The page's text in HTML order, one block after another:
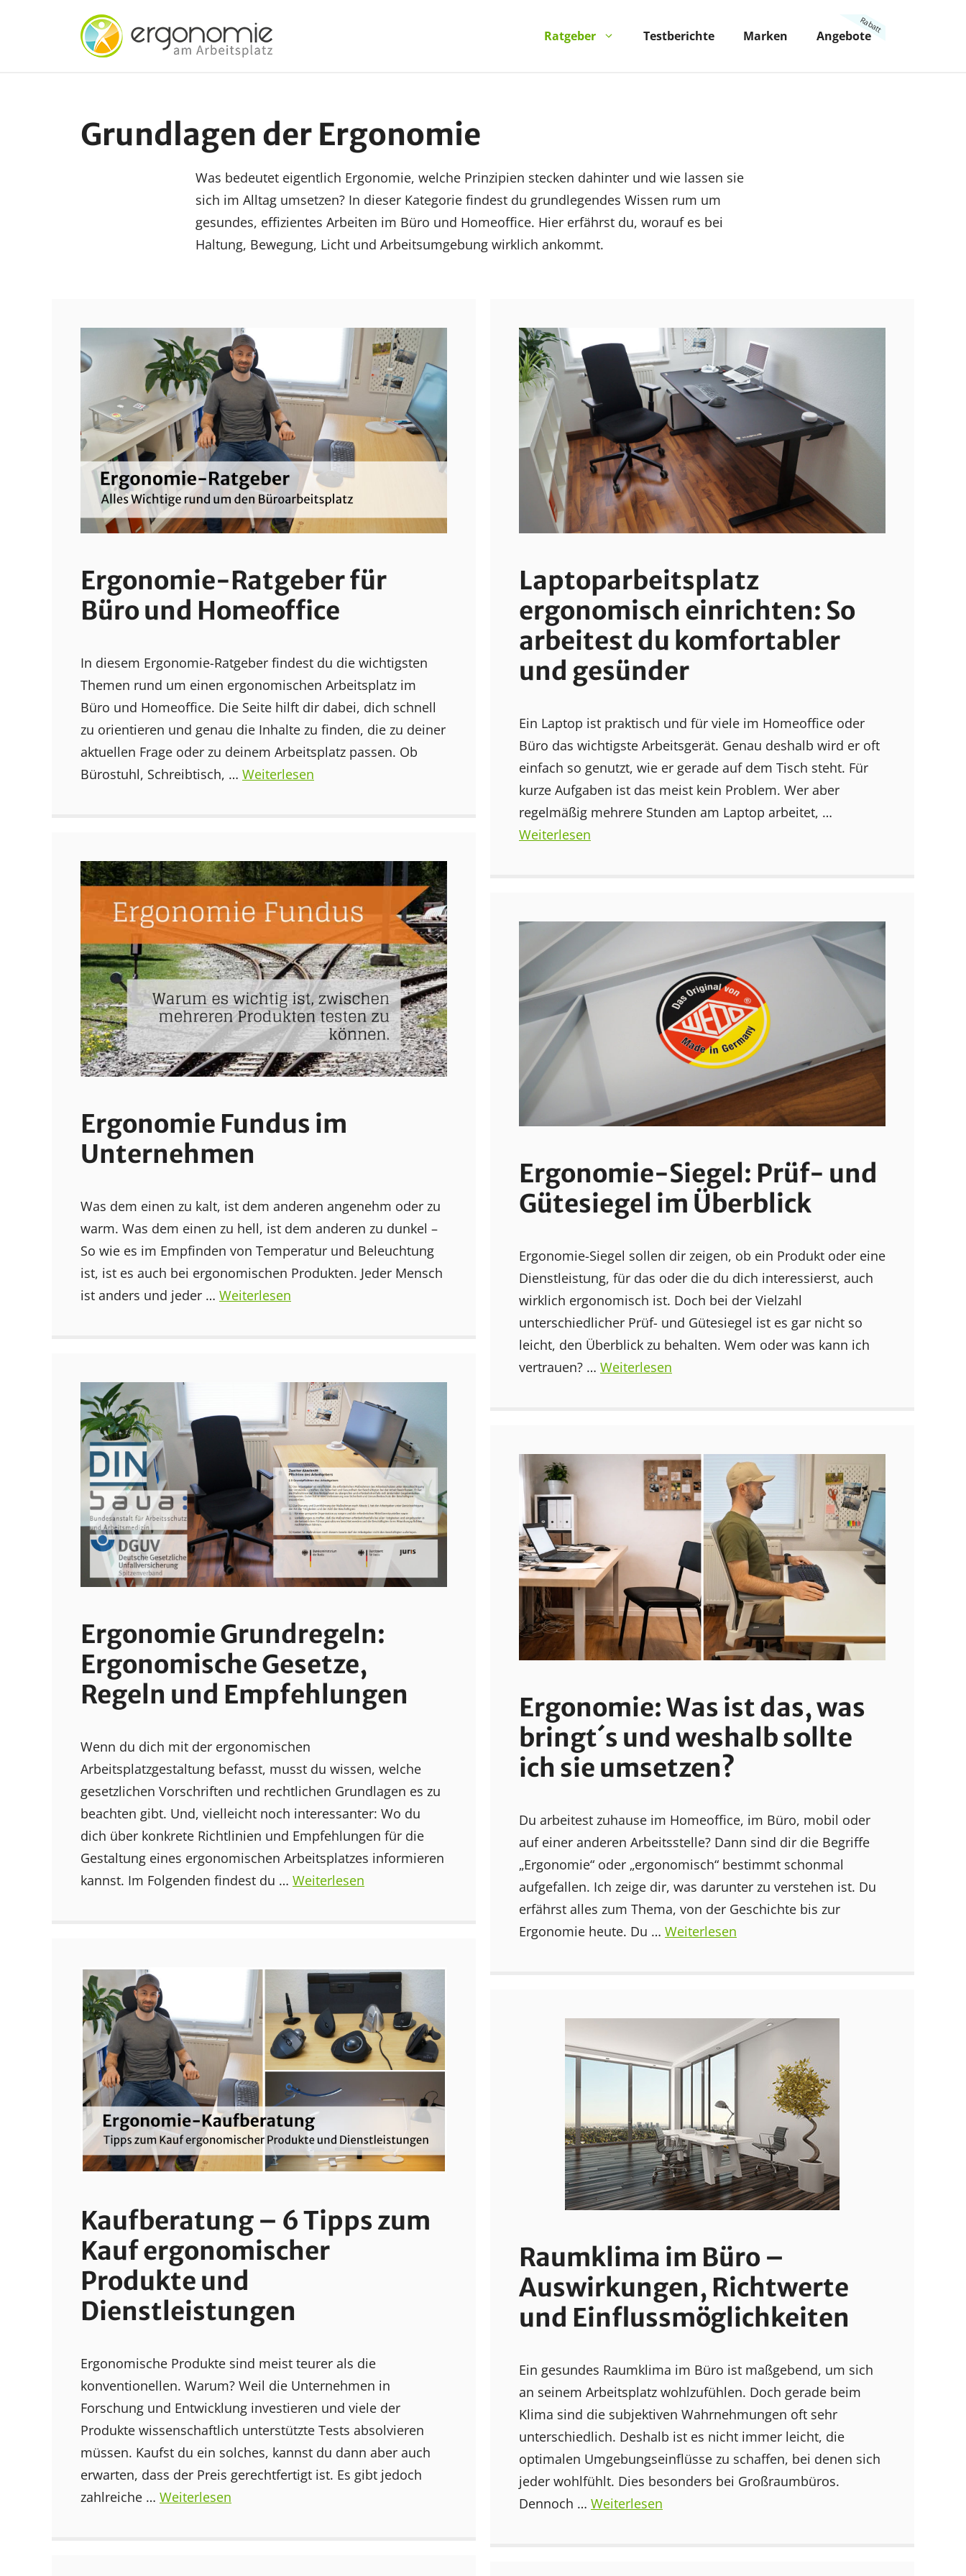
Ratgeber Testberichte Marken Angebote
Grundlagen der Ergonomie
Was bedeutet eigentlich Ergonomie, welche Prinzipien stecken dahinter und wie lassen sie
sich im Alltag umsetzen? In dieser Kategorie findest du grundlegendes Wissen rum um
gesundes, effizientes Arbeiten im Büro und Homeoffice. Hier erfährst du, worauf es bei
Haltung, Bewegung, Licht und Arbeitsumgebung wirklich ankommt.
Ergonomie-Ratgeber für
Büro und Homeoffice
In diesem Ergonomie-Ratgeber findest du die wichtigsten
Themen rund um einen ergonomischen Arbeitsplatz im
Büro und Homeoffice. Die Seite hilft dir dabei, dich schnell
zu orientieren und genau die Inhalte zu finden, die zu deiner
aktuellen Frage oder zu deinem Arbeitsplatz passen. Ob
Bürostuhl, Schreibtisch, … Weiterlesen
Laptoparbeitsplatz
ergonomisch einrichten: So
arbeitest du komfortabler
und gesünder
Ein Laptop ist praktisch und für viele im Homeoffice oder
Büro das wichtigste Arbeitsgerät. Genau deshalb wird er oft
einfach so genutzt, wie er gerade auf dem Tisch steht. Für
kurze Aufgaben ist das meist kein Problem. Wer aber
regelmäßig mehrere Stunden am Laptop arbeitet, …
Weiterlesen
Ergonomie Fundus im
Unternehmen
Was dem einen zu kalt, ist dem anderen angenehm oder zu
warm. Was dem einen zu hell, ist dem anderen zu dunkel –
So wie es im Empfinden von Temperatur und Beleuchtung
ist, ist es auch bei ergonomischen Produkten. Jeder Mensch
ist anders und jeder … Weiterlesen
Ergonomie-Siegel: Prüf- und
Gütesiegel im Überblick
Ergonomie-Siegel sollen dir zeigen, ob ein Produkt oder eine
Dienstleistung, für das oder die du dich interessierst, auch
wirklich ergonomisch ist. Doch bei der Vielzahl
unterschiedlicher Prüf- und Gütesiegel ist es gar nicht so
leicht, den Überblick zu behalten. Wem oder was kann ich
vertrauen? … Weiterlesen
Ergonomie Grundregeln:
Ergonomische Gesetze,
Regeln und Empfehlungen
Wenn du dich mit der ergonomischen
Arbeitsplatzgestaltung befasst, musst du wissen, welche
gesetzlichen Vorschriften und rechtlichen Grundlagen es zu
beachten gibt. Und, vielleicht noch interessanter: Wo du
dich über konkrete Richtlinien und Empfehlungen für die
Gestaltung eines ergonomischen Arbeitsplatzes informieren
kannst. Im Folgenden findest du … Weiterlesen
Ergonomie: Was ist das, was
bringt´s und weshalb sollte
ich sie umsetzen?
Du arbeitest zuhause im Homeoffice, im Büro, mobil oder
auf einer anderen Arbeitsstelle? Dann sind dir die Begriffe
„Ergonomie“ oder „ergonomisch“ bestimmt schonmal
aufgefallen. Ich zeige dir, was darunter zu verstehen ist. Du
erfährst alles zum Thema, von der Geschichte bis zur
Ergonomie heute. Du … Weiterlesen
Kaufberatung – 6 Tipps zum
Kauf ergonomischer
Produkte und
Dienstleistungen
Ergonomische Produkte sind meist teurer als die
konventionellen. Warum? Weil die Unternehmen in
Forschung und Entwicklung investieren und viele der
Produkte wissenschaftlich unterstützte Tests absolvieren
müssen. Kaufst du ein solches, kannst du dann aber auch
erwarten, dass der Preis gerechtfertigt ist. Es gibt jedoch
zahlreiche … Weiterlesen
Raumklima im Büro –
Auswirkungen, Richtwerte
und Einflussmöglichkeiten
Ein gesundes Raumklima im Büro ist maßgebend, um sich
an seinem Arbeitsplatz wohlzufühlen. Doch gerade beim
Klima sind die subjektiven Wahrnehmungen oft sehr
unterschiedlich. Deshalb ist es nicht immer leicht, die
optimalen Umgebungseinflüsse zu schaffen, bei denen sich
jeder wohlfühlt. Dies besonders bei Großraumbüros.
Dennoch … Weiterlesen